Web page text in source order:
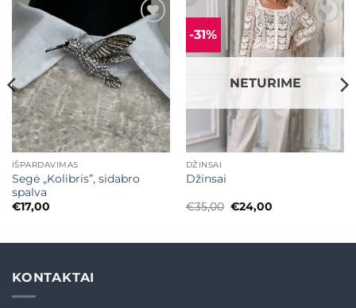
Mėgstamiausias
IŠPARDAVIMAS
Segė „Kolibris”, sidabro
spalva
€17,00
-31% Mėgstamiausias
NETURIME
DŽINSAI
Džinsai
€35,00 Original
price
€24,00Current
KONTAKTAI